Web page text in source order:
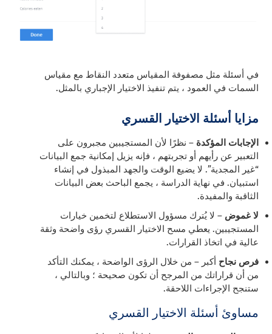
في أسئلة مثل مصفوفة المقياس متعدد النقاط مع مقياس
السمات في العمود ، يتم تنفيذ الاختيار الإجباري بالمثل.
مزايا أسئلة الاختيار القسري
الإجابات المؤكدة – نظرًا لأن المستجيبين مجبرون على
التعبير عن رأيهم أو تجربتهم ، فإنه يزيل إمكانية جمع البيانات
“غير المجدية”. لا يضيع الوقت والجهد المبذول في إنشاء
استبيان. في نهاية الدراسة ، يجمع الباحث بعض البيانات
الثاقبة والمفيدة.
لا غموض – لا يُترك مسؤول الاستطلاع لتخمين خيارات
المستجيبين. يعطي مسح الاختيار القسري رؤى واضحة وثقة
عالية في اتخاذ القرارات.
فرص نجاح أكبر – من خلال الرؤى الواضحة ، يمكنك التأكد
من أن قراراتك من المرجح أن تكون صحيحة ؛ وبالتالي ،
ستنجح الإجراءات اللاحقة.
مساوئ أسئلة الاختيار القسري